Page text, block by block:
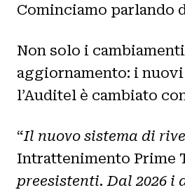
Cominciamo parlando
Non solo i
aggiornamento: i
l’Auditel è cambiato
“Il nuovo sistema di
Intrattenimento Prime
preesistenti. Dal 2026